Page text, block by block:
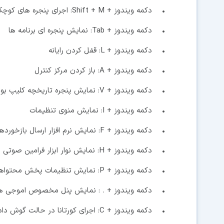
• دکمه ویندوز + Shift + M: اجرای پنجره های کوچک شده
• دکمه ویندوز + Tab: نمایش پنجره ای برنامه ها
• دکمه ویندوز + L: قفل کردن رایانه
• دکمه ویندوز + A: باز کردن مرکز کنترل
• دکمه ویندوز + V: نمایش پنجره تاریخچه کلیپ بورد
• دکمه ویندوز + I: نمایش منوی تنظیمات
• دکمه ویندوز + F: نمایش نرم افزار ارسال بازخوردها
• دکمه ویندوز + H: نمایش نوار ابزار فرامین صوتی
• دکمه ویندوز + P: نمایش تنظیمات پخش محتواها در پروژکتور
• دکمه ویندوز + . : نمایش پنل مخصوص اموجی
• دکمه ویندوز + C: اجرای کورتانا در حالت گوش دادن به فرامین صوتی